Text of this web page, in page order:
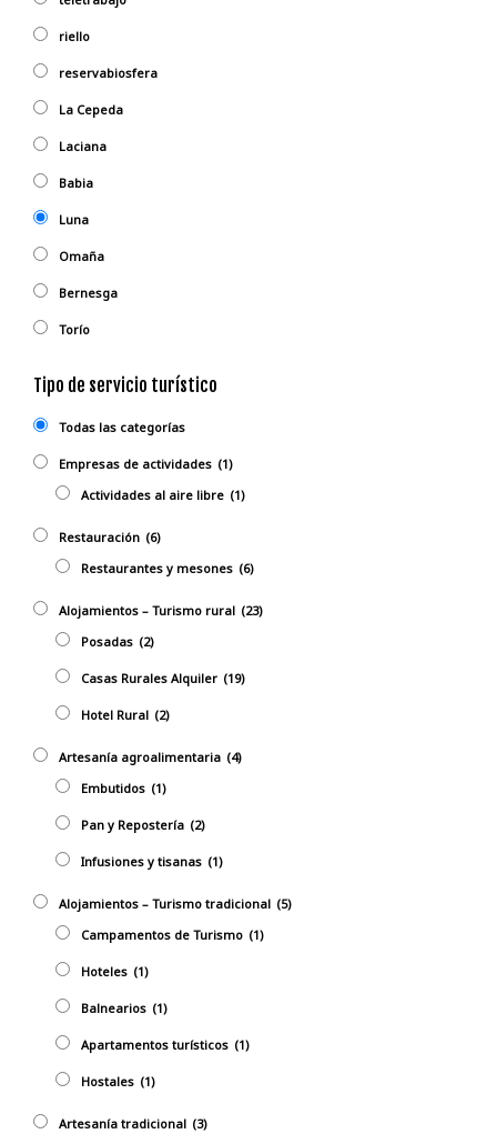
riello
reservabiosfera
La Cepeda
Laciana
Babia
Luna
Omaña
Bernesga
Torío
Tipo de servicio turístico
Todas las categorías
Empresas de actividades (1)
Actividades al aire libre (1)
Restauración (6)
Restaurantes y mesones (6)
Alojamientos – Turismo rural (23)
Posadas (2)
Casas Rurales Alquiler (19)
Hotel Rural (2)
Artesanía agroalimentaria (4)
Embutidos (1)
Pan y Repostería (2)
Infusiones y tisanas (1)
Alojamientos – Turismo tradicional (5)
Campamentos de Turismo (1)
Hoteles (1)
Balnearios (1)
Apartamentos turísticos (1)
Hostales (1)
Artesaní­a tradicional (3)